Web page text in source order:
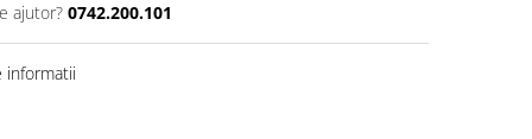
ajutor? 0742.200.101
informatii